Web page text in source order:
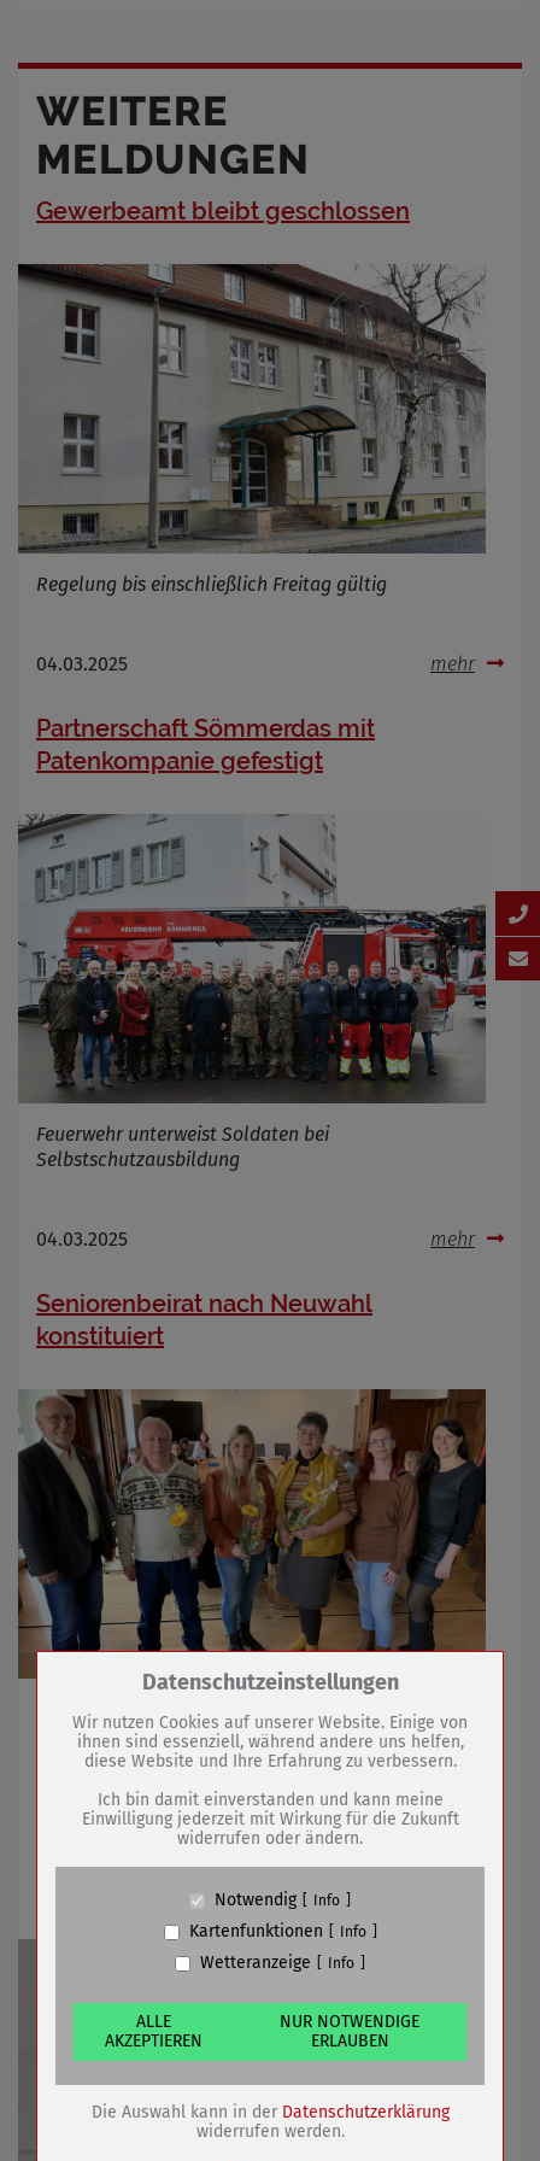
WEITERE
MELDUNGEN
Gewerbeamt bleibt geschlossen
Regelung bis einschließlich Freitag gültig
04.03.2025 mehr
Partnerschaft Sömmerdas mit
Patenkompanie gefestigt
Feuerwehr unterweist Soldaten bei
Selbstschutzausbildung
04.03.2025 mehr
Seniorenbeirat nach Neuwahl
konstituiert
Heike Streckhardt ist neue Vorsitzende
04.03.2025
Geänderte Sprechzeiten im
Einwohnermeldeamt
Zum Betrieb der Seite notwendige Cookies /
Name
PHP Session Cookie
Anbieter
Eigentümer dieser Website (Wenko-
Wenselaar GmbH & Co. KG)
Absicherung Kontaktformular / SPAM
Cookiespeicherung Entscheidungscookie
Anbieter
Eigentümer dieser Website (Wenko-
Wenselaar GmbH & Co. KG)
Zweck
Speichert die Einstellungen der Besucher
bezüglich der Speicherung von Cookies.
Cookie Name
dywc
Cookie Laufzeit
1 Jahr
Datenschutzeinstellungen
Wir nutzen Cookies auf unserer Website. Einige von
ihnen sind essenziell, während andere uns helfen,
diese Website und Ihre Erfahrung zu verbessern.
Ich bin damit einverstanden und kann meine
Einwilligung jederzeit mit Wirkung für die Zukunft
widerrufen oder ändern.
Notwendig Info
Kartenfunktionen Info
Wetteranzeige Info
ALLE
AKZEPTIEREN
NUR NOTWENDIGE
ERLAUBEN
Die Auswahl kann in der Datenschutzerklärung
widerrufen werden.